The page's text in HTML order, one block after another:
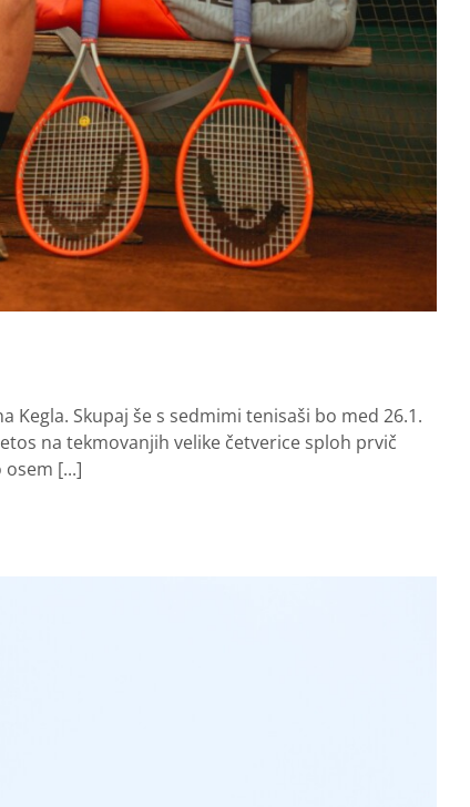
Kegla. Skupaj še s sedmimi tenisaši bo med 26.1.
na tekmovanjih velike četverice sploh prvič
[...]